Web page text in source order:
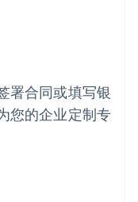
署合同或填写银
您的企业定制专